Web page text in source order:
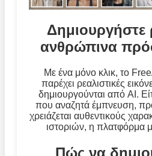
Δημιουργήστε
ανθρώπινα
Με ένα μόνο κλικ, το
παρέχει ρεαλιστικές
δημιουργούνται από AI.
που αναζητά έμπνευση,
χρειάζεται αυθεντικούς
ιστοριών, η πλατφόρμα